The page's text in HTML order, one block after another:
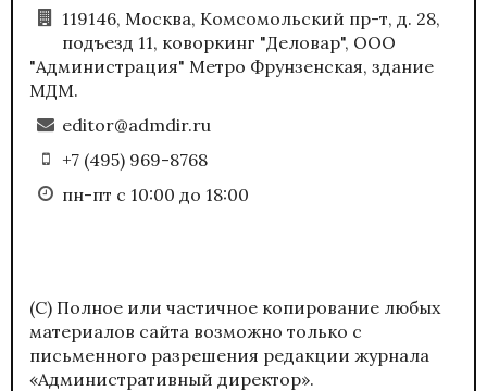
119146, Москва, Комсомольский пр-т, д. 28,
подъезд 11, коворкинг "Деловар", ООО
"Администрация" Метро Фрунзенская, здание
МДМ.
editor@admdir.ru
+7 (495) 969-8768
пн-пт с 10:00 до 18:00
(С) Полное или частичное копирование любых
материалов сайта возможно только с
письменного разрешения редакции журнала
«Административный директор».